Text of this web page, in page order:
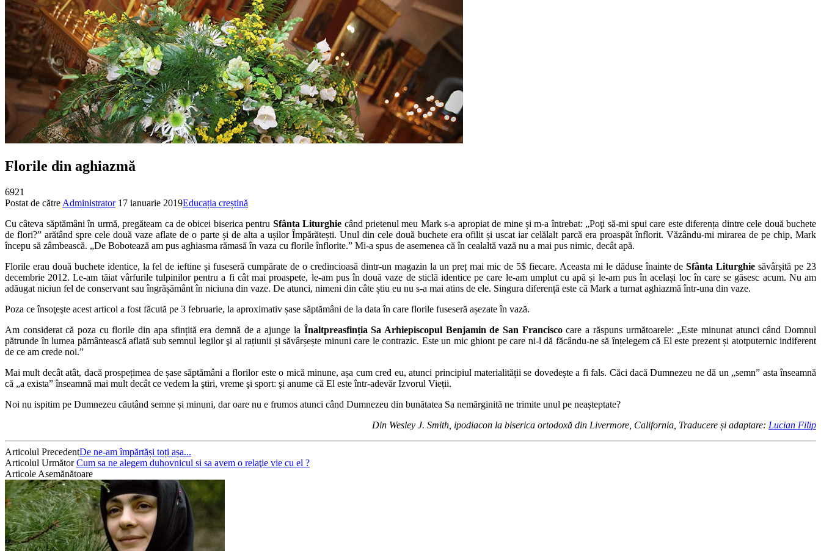
Florile din aghiazmă
6921
Postat de către Administrator 17 ianuarie 2019Educația creștină
Cu câteva săptămâni în urmă, pregăteam ca de obicei biserica pentru Sfânta Liturghie când prietenul meu Mark s-a apropiat de mine și m-a întrebat: „Poţi să-mi spui care este diferența dintre cele două buchete
de flori?” arătând spre cele două vaze aflate de o parte și de alta a ușilor Împărătești. Unul din cele două buchete era ofilit și uscat iar celălalt parcă era proaspăt înflorit. Văzându-mi mirarea de pe chip, Mark
începu să zâmbească. „De Bobotează am pus aghiasma rămasă în vaza cu florile înflorite.” Mi-a spus de asemenea că în cealaltă vază nu a mai pus nimic, decât apă.
Florile erau două buchete identice, la fel de ieftine și fuseseră cumpărate de o credincioasă dintr-un magazin la un preț mai mic de 5$ fiecare. Aceasta mi le dăduse înainte deSfânta Liturghie săvârșită pe 23
decembrie 2012. Le-am tăiat vârfurile tulpinilor pentru a fi cât mai proaspete, le-am pus în două vaze de sticlă identice pe care le-am umplut cu apă și le-am pus în același loc în care se găsesc acum. Nu am
adăugat niciun fel de conservant sau îngrășământ în niciuna din vaze. De atunci, nimeni din câte știu eu nu s-a mai atins de ele. Singura diferență este că Mark a turnat aghiazmă într-una din vaze.
Poza ce însoţeşte acest articol a fost făcută pe 3 februarie, la aproximativ șase săptămâni de la data în care florile fuseseră așezate în vază.
Am considerat că poza cu florile din apa sfințită era demnă de a ajunge la Înaltpreasfinția Sa Arhiepiscopul Benjamin de San Franciscocare a răspuns următoarele: „Este minunat atunci când Domnul
pătrunde în lumea pământească aflată sub semnul legilor şi al rațiunii și săvârșește minuni care le contrazic. Este un mic ghiont pe care ni-l dă făcându-ne să înțelegem că El este prezent și atotputernic indiferent
de ce am crede noi.”
Mai mult decât atât, dacă prospețimea de șase săptămâni a florilor este o mică minune, așa cum cred eu, atunci principiul materialității se dovedește a fi fals. Căci dacă Dumnezeu ne dă un „semn” asta înseamnă
că „a exista” înseamnă mai mult decât ce vedem la ştiri, vreme şi sport: şi anume că El este într-adevăr Izvorul Vieții.
Noi nu ispitim pe Dumnezeu căutând semne și minuni, dar oare nu e frumos atunci când Dumnezeu din bunătatea Sa nemărginită ne trimite unul pe neașteptate?
Din Wesley J. Smith, ipodiacon la biserica ortodoxă din Livermore, California, Traducere și adaptare: Lucian Filip
Articolul PrecedentDe ne-am împărtăși toți așa...
Articolul UrmătorCum sa ne alegem duhovnicul si sa avem o relaţie vie cu el ?
Articole Asemănătoare